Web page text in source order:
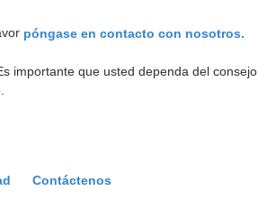
póngase en contacto con nosotros.
importante que usted dependa del consejo
Contáctenos